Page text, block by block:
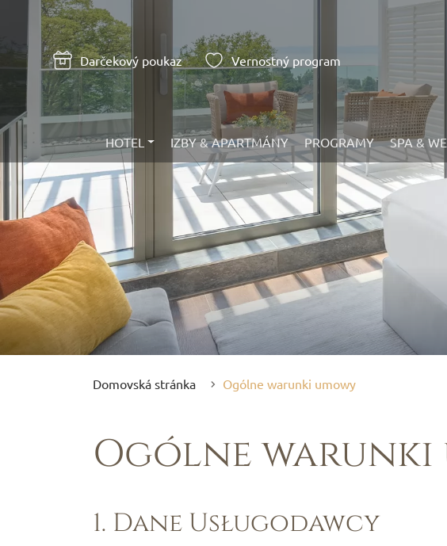
Darčekový poukaz Vernostný program
HOTEL IZBY & APARTMÁNY PROGRAMY SPA &
Domovská stránka Ogólne warunki umowy
Ogólne warunki
1. Dane Usługodawcy